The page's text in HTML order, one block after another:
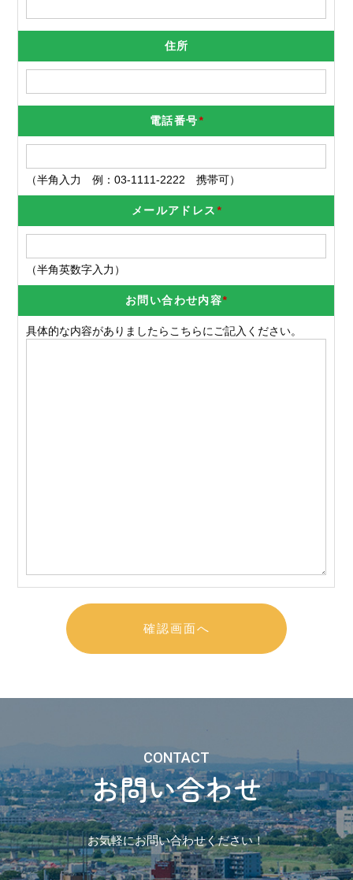
住所
電話番号*
（半角入力 例：03-1111-2222 携帯可）
メールアドレス*
（半角英数字入力）
お問い合わせ内容*
具体的な内容がありましたらこちらにご記入ください。
CONTACT
お問い合わせ
お気軽にお問い合わせください！